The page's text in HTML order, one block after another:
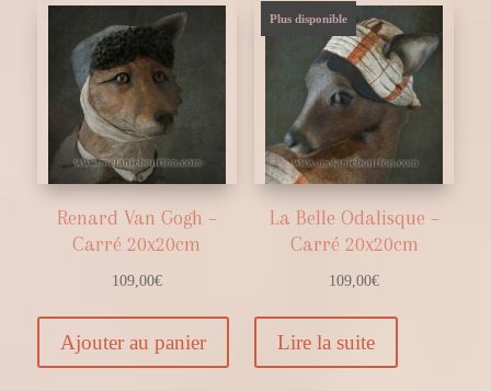
Renard Van Gogh –
Carré 20x20cm
109,00€
Ajouter au panier
Plus disponible
La Belle Odalisque –
Carré 20x20cm
109,00€
Lire la suite